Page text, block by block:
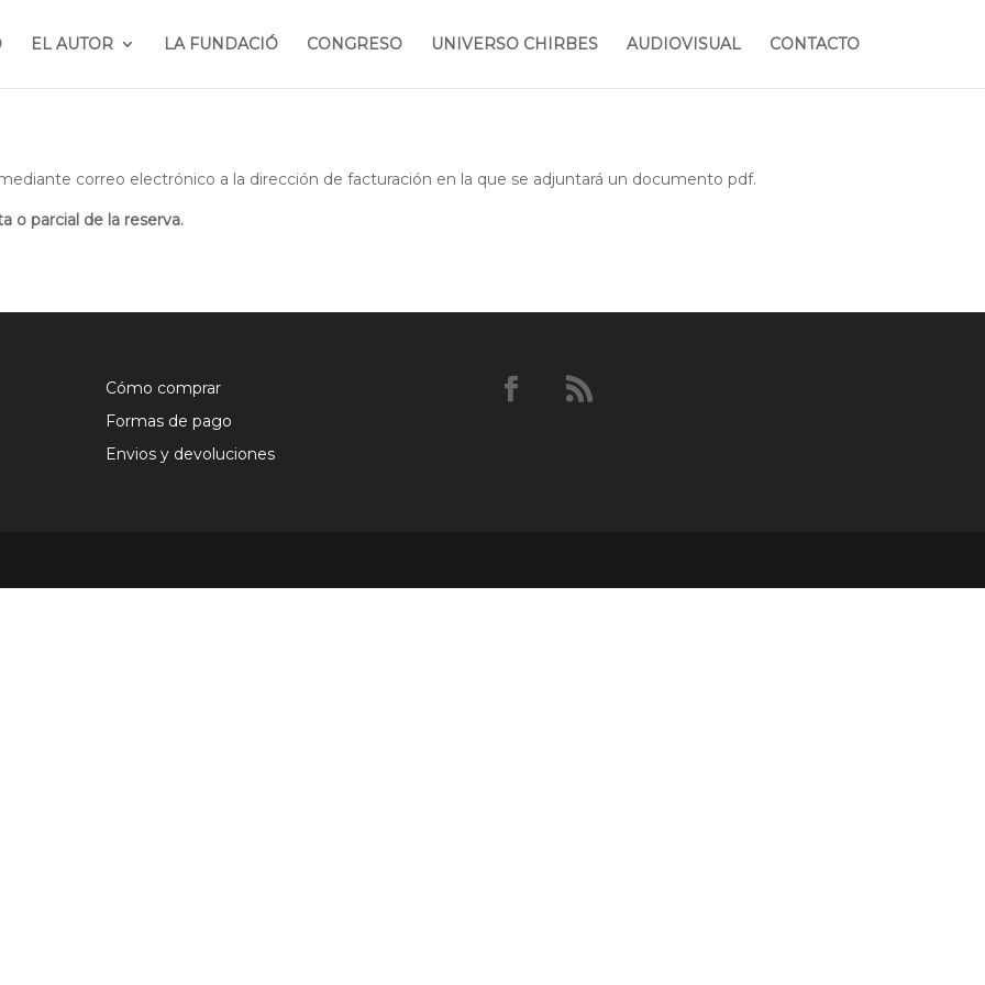
EL AUTOR LA FUNDACIÓ CONGRESO UNIVERSO CHIRBES AUDIOVISUAL CONTACTO
correo electrónico a la dirección de facturación en la que se adjuntará un documento pdf.
o parcial de la reserva.
Cómo comprar
Formas de pago
Envios y devoluciones